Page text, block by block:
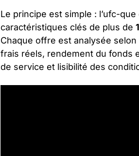
Le principe est simple : l’ufc-
caractéristiques clés de plus de
Chaque offre est analysée
frais réels, rendement du fonds
de service et lisibilité des